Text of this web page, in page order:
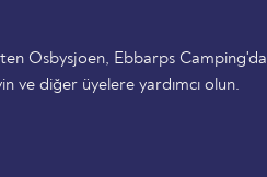
Osbysjoen, Ebbarps Camping'da
ve diğer üyelere yardımcı olun.